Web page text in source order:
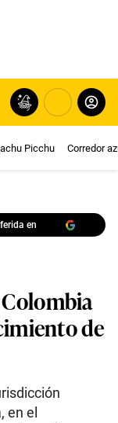
Picchu Corredor
en
de
en el